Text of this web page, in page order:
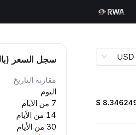
USD
$
سجل السعر
مقارنة التاريخ
اليوم
7 من الأيام
14 من الأيام
30 من الأيام